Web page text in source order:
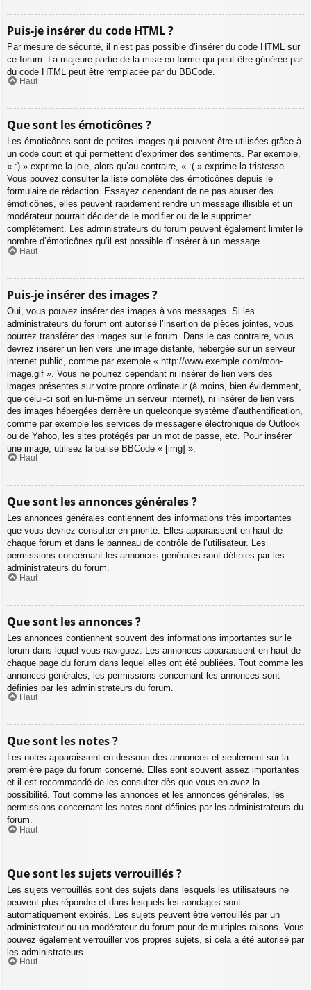
Puis-je insérer du code HTML ?
Par mesure de sécurité, il n’est pas possible d’insérer du code HTML sur
ce forum. La majeure partie de la mise en forme qui peut être générée par
du code HTML peut être remplacée par du BBCode.
Haut
Que sont les émoticônes ?
Les émoticônes sont de petites images qui peuvent être utilisées grâce à
un code court et qui permettent d’exprimer des sentiments. Par exemple,
« :) » exprime la joie, alors qu’au contraire, « :( » exprime la tristesse.
Vous pouvez consulter la liste complète des émoticônes depuis le
formulaire de rédaction. Essayez cependant de ne pas abuser des
émoticônes, elles peuvent rapidement rendre un message illisible et un
modérateur pourrait décider de le modifier ou de le supprimer
complètement. Les administrateurs du forum peuvent également limiter le
nombre d’émoticônes qu’il est possible d’insérer à un message.
Haut
Puis-je insérer des images ?
Oui, vous pouvez insérer des images à vos messages. Si les
administrateurs du forum ont autorisé l’insertion de pièces jointes, vous
pourrez transférer des images sur le forum. Dans le cas contraire, vous
devrez insérer un lien vers une image distante, hébergée sur un serveur
internet public, comme par exemple « http://www.exemple.com/mon-
image.gif ». Vous ne pourrez cependant ni insérer de lien vers des
images présentes sur votre propre ordinateur (à moins, bien évidemment,
que celui-ci soit en lui-même un serveur internet), ni insérer de lien vers
des images hébergées derrière un quelconque système d’authentification,
comme par exemple les services de messagerie électronique de Outlook
ou de Yahoo, les sites protégés par un mot de passe, etc. Pour insérer
une image, utilisez la balise BBCode « [img] ».
Haut
Que sont les annonces générales ?
Les annonces générales contiennent des informations très importantes
que vous devriez consulter en priorité. Elles apparaissent en haut de
chaque forum et dans le panneau de contrôle de l’utilisateur. Les
permissions concernant les annonces générales sont définies par les
administrateurs du forum.
Haut
Que sont les annonces ?
Les annonces contiennent souvent des informations importantes sur le
forum dans lequel vous naviguez. Les annonces apparaissent en haut de
chaque page du forum dans lequel elles ont été publiées. Tout comme les
annonces générales, les permissions concernant les annonces sont
définies par les administrateurs du forum.
Haut
Que sont les notes ?
Les notes apparaissent en dessous des annonces et seulement sur la
première page du forum concerné. Elles sont souvent assez importantes
et il est recommandé de les consulter dès que vous en avez la
possibilité. Tout comme les annonces et les annonces générales, les
permissions concernant les notes sont définies par les administrateurs du
forum.
Haut
Que sont les sujets verrouillés ?
Les sujets verrouillés sont des sujets dans lesquels les utilisateurs ne
peuvent plus répondre et dans lesquels les sondages sont
automatiquement expirés. Les sujets peuvent être verrouillés par un
administrateur ou un modérateur du forum pour de multiples raisons. Vous
pouvez également verrouiller vos propres sujets, si cela a été autorisé par
les administrateurs.
Haut